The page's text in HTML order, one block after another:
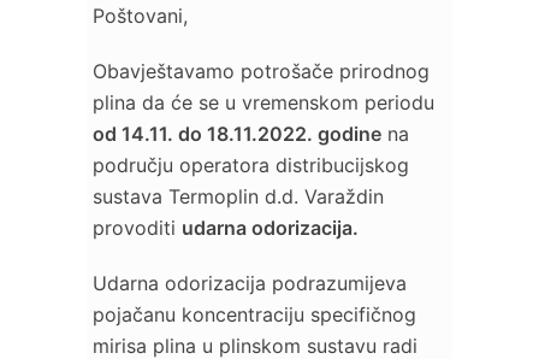
Poštovani,
Obavještavamo potrošače prirodnog
plina da će se u vremenskom periodu
od 14.11. do 18.11.2022. godinena
području operatora distribucijskog
sustava Termoplin d.d. Varaždin
provoditi udarna odorizacija.
Udarna odorizacija podrazumijeva
pojačanu koncentraciju specifičnog
mirisa plina u plinskom sustavu radi